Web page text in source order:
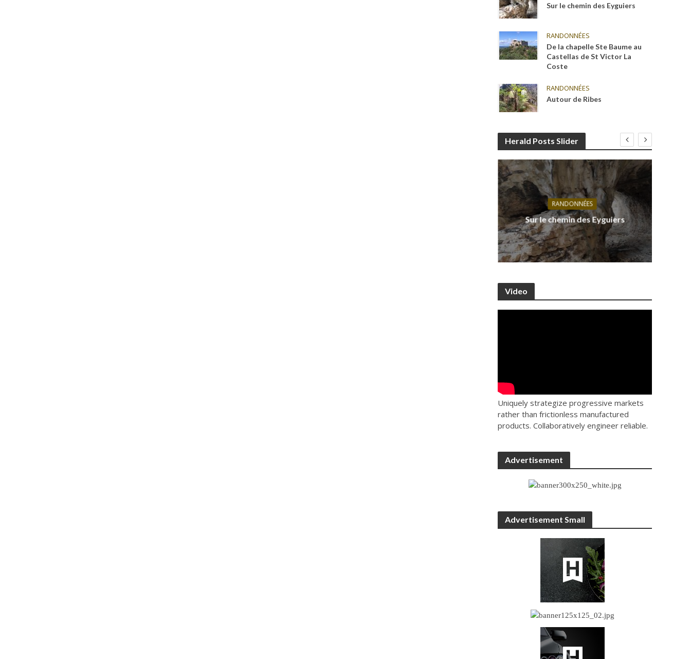
Sur le chemin des Eyguiers
RANDONNÉES
De la chapelle Ste Baume au
Castellas de St Victor La
Coste
RANDONNÉES
Autour de Ribes
Herald Posts Slider
RANDONNÉES
Sur le chemin des Eyguiers
Video
Uniquely strategize progressive markets
rather than frictionless manufactured
products. Collaboratively engineer reliable.
Advertisement
Advertisement Small